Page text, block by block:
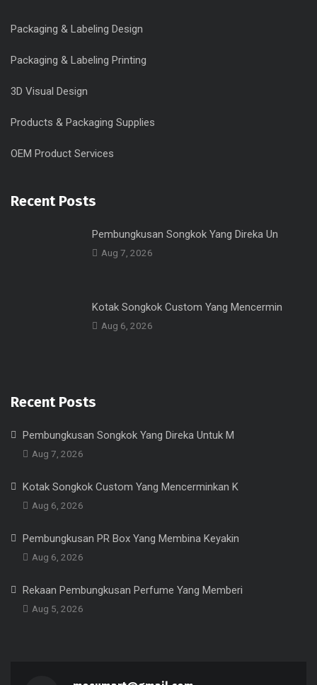
Packaging & Labeling Design
Packaging & Labeling Printing
3D Visual Design
Products & Packaging Supplies
OEM Product Services
Recent Posts
Pembungkusan Songkok Yang Direka Un
Aug 7, 2026
Kotak Songkok Custom Yang Mencermin
Aug 6, 2026
Recent Posts
Pembungkusan Songkok Yang Direka Untuk M
Aug 7, 2026
Kotak Songkok Custom Yang Mencerminkan K
Aug 6, 2026
Pembungkusan PR Box Yang Membina Keyakin
Aug 6, 2026
Rekaan Pembungkusan Perfume Yang Memberi
Aug 5, 2026